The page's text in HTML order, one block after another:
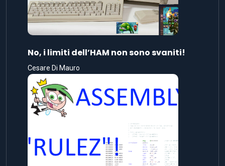
No, i limiti dell’HAM non sono svaniti!
Cesare Di Mauro